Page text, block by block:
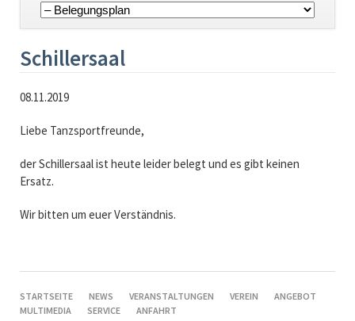
Navigation
überspringen
Schillersaal
08.11.2019
Liebe Tanzsportfreunde,
der Schillersaal ist heute leider belegt und es gibt keinen
Ersatz.
Wir bitten um euer Verständnis.
NAVIGATION
ÜBERSPRINGEN
STARTSEITE NEWS VERANSTALTUNGEN VEREIN
ANGEBOT
MULTIMEDIA
SERVICE ANFAHRT